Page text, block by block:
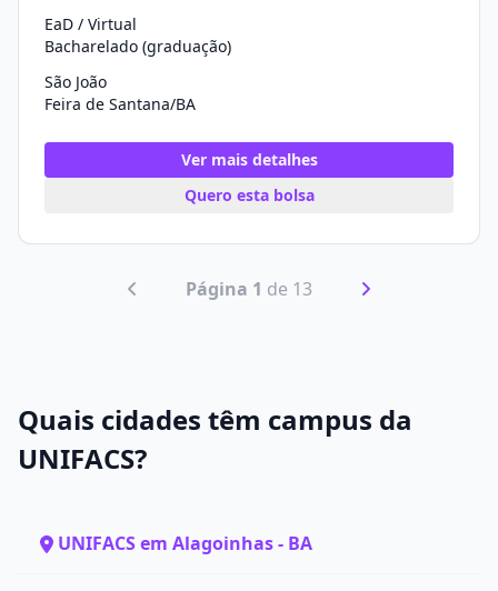
EaD / Virtual
Bacharelado (graduação)
São João
Feira de Santana/BA
Ver mais detalhes
Quero esta bolsa
Página 1 de 13
Quais cidades têm campus da
UNIFACS?
UNIFACS em Alagoinhas - BA